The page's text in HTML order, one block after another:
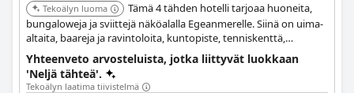
Tekoälyn luoma
Tämä 4 tähden hotelli tarjoaa huoneita,
bungaloweja ja sviittejä näköalalla Egeanmerelle. Siinä on uima-
altaita, baareja ja ravintoloita, kuntopiste, tenniskenttä,
lastenkerho ja rantamukavuudet.
Yhteenveto arvosteluista, jotka liittyvät luokkaan
'Neljä tähteä'.
Tekoälyn laatima tiivistelmä